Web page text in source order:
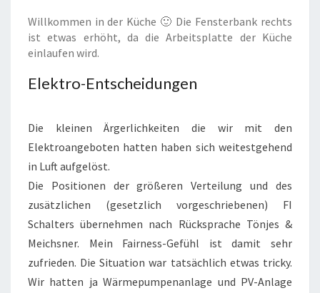
Willkommen in der Küche 🙂 Die Fensterbank rechts
ist etwas erhöht, da die Arbeitsplatte der Küche
einlaufen wird.
Elektro-Entscheidungen
Die kleinen Ärgerlichkeiten die wir mit den
Elektroangeboten hatten haben sich weitestgehend
in Luft aufgelöst.
Die Positionen der größeren Verteilung und des
zusätzlichen (gesetzlich vorgeschriebenen) FI
Schalters übernehmen nach Rücksprache Tönjes &
Meichsner. Mein Fairness-Gefühl ist damit sehr
zufrieden. Die Situation war tatsächlich etwas tricky.
Wir hatten ja Wärmepumpenanlage und PV-Anlage